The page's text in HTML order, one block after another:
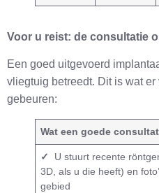
Voor u reist: de consultatie
Een goed uitgevoerd
vliegtuig betreedt. Dit is wat
gebeuren:
Wat een goede
✓ U stuurt recente
3D, als u die heeft) en
gebied